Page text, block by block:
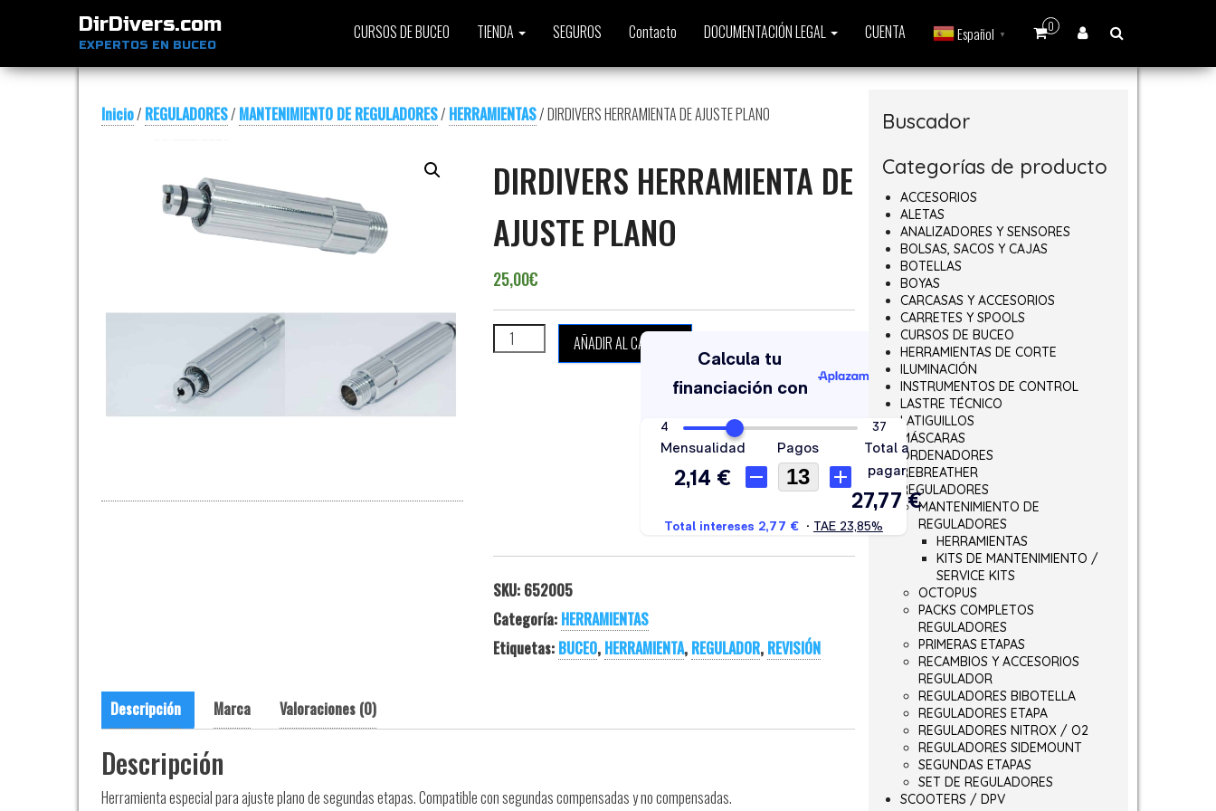
DirDivers.com
EXPERTOS EN BUCEO
0
CURSOS DE BUCEO TIENDA SEGUROS Contacto DOCUMENTACIÓN LEGAL CUENTA Español ▼
Inicio/ REGULADORES/ MANTENIMIENTO DE REGULADORES/ HERRAMIENTAS/ DIRDIVERS HERRAMIENTA DE AJUSTE PLANO
DIRDIVERS HERRAMIENTA DE
AJUSTE PLANO
25,00€
DIRDIVERS HERRAMIENTA DE AJUSTE PLANO cantidad
AÑADIR AL CARRITO
SKU: 652005
Categoría: HERRAMIENTAS
Etiquetas: BUCEO, HERRAMIENTA, REGULADOR, REVISIÓN
Descripción Marca Valoraciones (0)
Descripción
Herramienta especial para ajuste plano de segundas etapas. Compatible con segundas compensadas y no compensadas.
Buscador
Categorías de producto
ACCESORIOS
ALETAS
ANALIZADORES Y SENSORES
BOLSAS, SACOS Y CAJAS
BOTELLAS
BOYAS
CARCASAS Y ACCESORIOS
CARRETES Y SPOOLS
CURSOS DE BUCEO
HERRAMIENTAS DE CORTE
ILUMINACIÓN
INSTRUMENTOS DE CONTROL
LASTRE TÉCNICO
LATIGUILLOS
MÁSCARAS
ORDENADORES
REBREATHER
REGULADORES
MANTENIMIENTO DE
REGULADORES
HERRAMIENTAS
KITS DE MANTENIMIENTO /
SERVICE KITS
OCTOPUS
PACKS COMPLETOS
REGULADORES
PRIMERAS ETAPAS
RECAMBIOS Y ACCESORIOS
REGULADOR
REGULADORES BIBOTELLA
REGULADORES ETAPA
REGULADORES NITROX / O2
REGULADORES SIDEMOUNT
SEGUNDAS ETAPAS
SET DE REGULADORES
SCOOTERS / DPV